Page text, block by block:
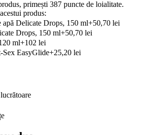
primești 387 puncte de loialitate.
produs:
Delicate Drops, 150 ml+50,70 lei
Drops, 150 ml+50,70 lei
ml+102 lei
Sex EasyGlide+25,20 lei